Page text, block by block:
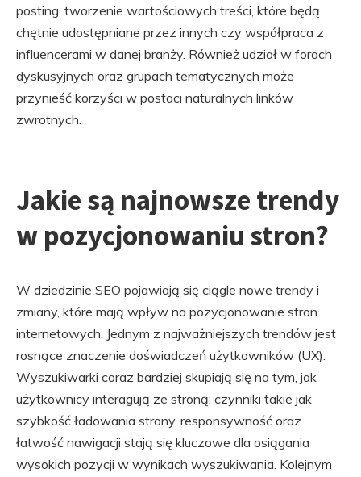
posting, tworzenie wartościowych treści, które będą
chętnie udostępniane przez innych czy współpraca z
influencerami w danej branży. Również udział w forach
dyskusyjnych oraz grupach tematycznych może
przynieść korzyści w postaci naturalnych linków
zwrotnych.
Jakie są najnowsze trendy
w pozycjonowaniu stron?
W dziedzinie SEO pojawiają się ciągle nowe trendy i
zmiany, które mają wpływ na pozycjonowanie stron
internetowych. Jednym z najważniejszych trendów jest
rosnące znaczenie doświadczeń użytkowników (UX).
Wyszukiwarki coraz bardziej skupiają się na tym, jak
użytkownicy interagują ze stroną; czynniki takie jak
szybkość ładowania strony, responsywność oraz
łatwość nawigacji stają się kluczowe dla osiągania
wysokich pozycji w wynikach wyszukiwania. Kolejnym